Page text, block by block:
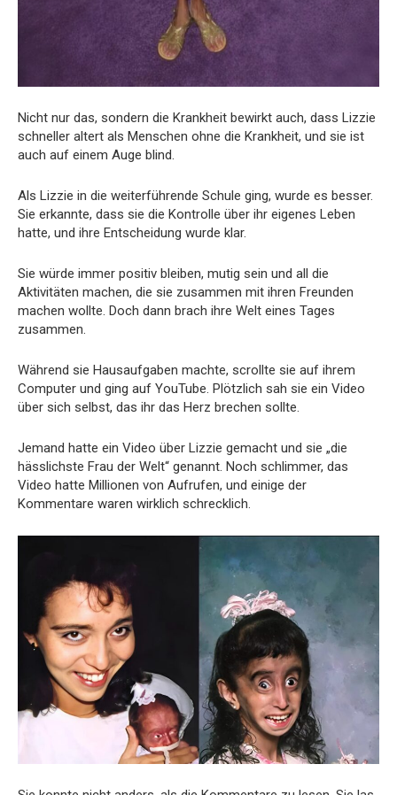
Nicht nur das, sondern die Krankheit bewirkt auch, dass Lizzie
schneller altert als Menschen ohne die Krankheit, und sie ist
auch auf einem Auge blind.
Als Lizzie in die weiterführende Schule ging, wurde es besser.
Sie erkannte, dass sie die Kontrolle über ihr eigenes Leben
hatte, und ihre Entscheidung wurde klar.
Sie würde immer positiv bleiben, mutig sein und all die
Aktivitäten machen, die sie zusammen mit ihren Freunden
machen wollte. Doch dann brach ihre Welt eines Tages
zusammen.
Während sie Hausaufgaben machte, scrollte sie auf ihrem
Computer und ging auf YouTube. Plötzlich sah sie ein Video
über sich selbst, das ihr das Herz brechen sollte.
Jemand hatte ein Video über Lizzie gemacht und sie „die
hässlichste Frau der Welt“ genannt. Noch schlimmer, das
Video hatte Millionen von Aufrufen, und einige der
Kommentare waren wirklich schrecklich.